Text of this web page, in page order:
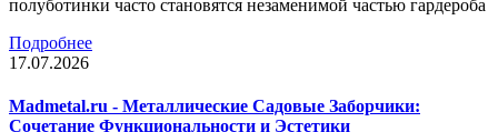
полуботинки часто становятся незаменимой частью гардероба
Подробнее
17.07.2026
Madmetal.ru - Металлические Садовые Заборчики:
Сочетание Функциональности и Эстетики